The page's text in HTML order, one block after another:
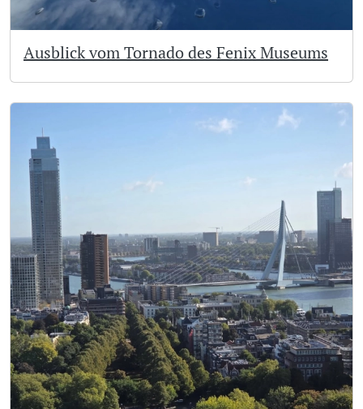
Ausblick vom Tornado des Fenix Museums